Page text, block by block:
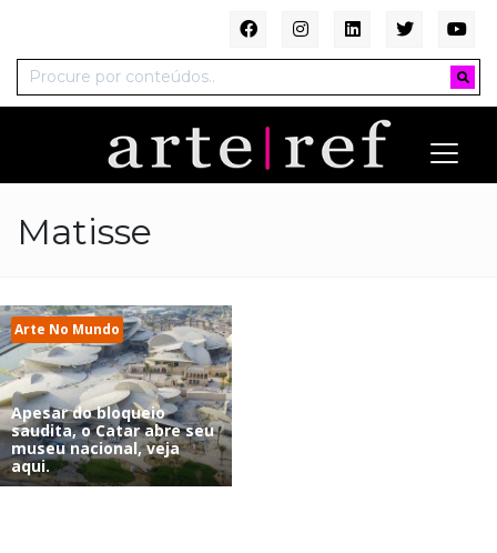
Matisse
Arte No Mundo
Apesar do bloqueio
saudita, o Catar abre seu
museu nacional, veja
aqui.